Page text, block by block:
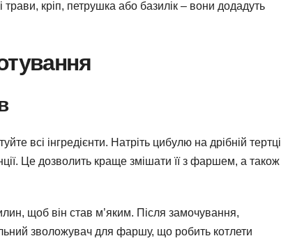
кріп, петрушка або базилік – вони додадуть
всі інгредієнти. Натріть цибулю на дрібній тертці
Це дозволить краще змішати її з фаршем, а також
щоб він став м’яким. Після замочування,
зволожувач для фаршу, що робить котлети